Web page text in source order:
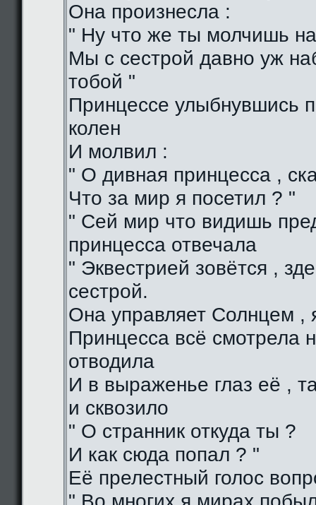
Она произнесла :
" Ну что же ты молчишь
Мы с сестрой давно уж
тобой "
Принцессе улыбнувшись
колен
И молвил :
" О дивная принцесса ,
Что за мир я посетил ? "
" Сей мир что видишь
принцесса отвечала
" Эквестрией зовётся ,
сестрой.
Она управляет Солнцем ,
Принцесса всё смотрела
отводила
И в выраженье глаз её ,
и сквозило
" О странник откуда ты ?
И как сюда попал ? "
Её прелестный голос